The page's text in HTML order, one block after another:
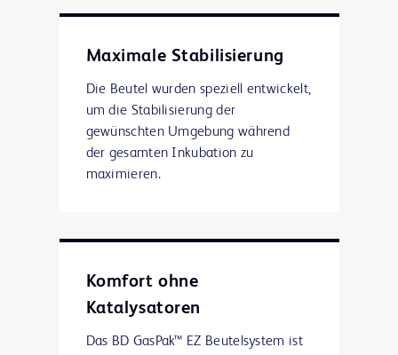
Maximale Stabilisierung
Die Beutel wurden speziell entwickelt,
um die Stabilisierung der
gewünschten Umgebung während
der gesamten Inkubation zu
maximieren.
Komfort ohne
Katalysatoren
Das BD GasPak™ EZ Beutelsystem ist